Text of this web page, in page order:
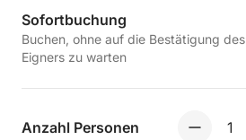
Sofortbuchung
Buchen, ohne auf die Bestätigung des
Eigners zu warten
Anzahl Personen